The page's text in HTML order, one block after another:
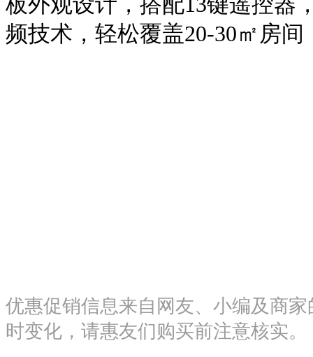
频技术，轻松覆盖20-30㎡房间
优惠促销信息来自网友、小编及商
时变化，请惠友们购买前注意核实。